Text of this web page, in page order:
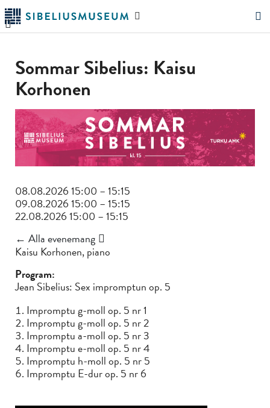
Hoppa
till
huvudinnehållet
Sök
Sommar Sibelius: Kaisu
Korhonen
08.08.2026 15:00 – 15:15
09.08.2026 15:00 – 15:15
22.08.2026 15:00 – 15:15
← Alla evenemang
Kaisu Korhonen, piano
Program:
Jean Sibelius: Sex impromptun op. 5
Impromptu g-moll op. 5 nr 1
Impromptu g-moll op. 5 nr 2
Impromptu a-moll op. 5 nr 3
Impromptu e-moll op. 5 nr 4
Impromptu h-moll op. 5 nr 5
Impromptu E-dur op. 5 nr 6